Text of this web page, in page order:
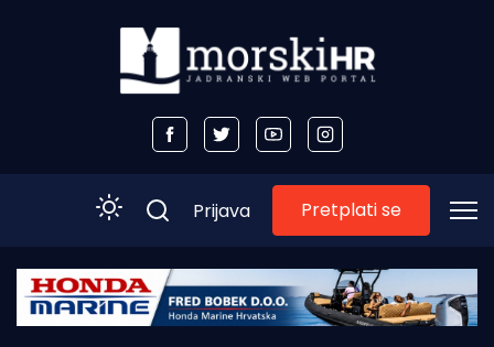
Početna
Prijava Pretplati se